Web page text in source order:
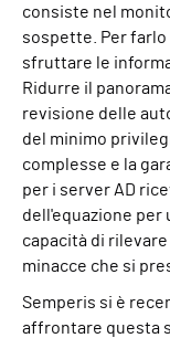
consiste nel
sospette. Per
sfruttare le
Ridurre il
revisione delle
del minimo
complesse e la
per i server AD
dell'equazione per
capacità di
minacce che si
Semperis si è
affrontare questa